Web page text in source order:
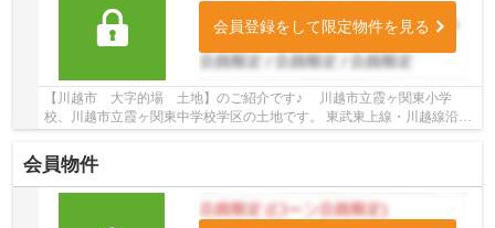
会員登録をして限定物件を見る
【川越市 大字的場 土地】のご紹介です♪ 川越市立霞ヶ関東小学
校、川越市立霞ヶ関東中学校学区の土地です。 東武東上線・川越線沿線
会員物件